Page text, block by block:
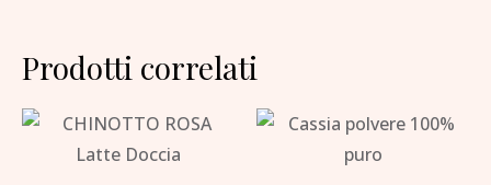
Prodotti correlati